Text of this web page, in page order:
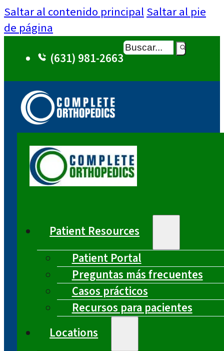
Saltar al contenido principal Saltar al pie
de página
(631) 981-2663
Buscar
Patient Resources
Patient Portal
Preguntas más frecuentes
Casos prácticos
Recursos para pacientes
Locations